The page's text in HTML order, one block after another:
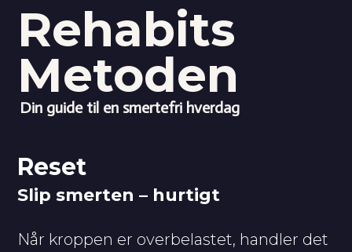
Rehabits
Metoden
Din guide til en smertefri hverdag
Reset
Slip smerten– hurtigt
Når kroppen er overbelastet, handler det